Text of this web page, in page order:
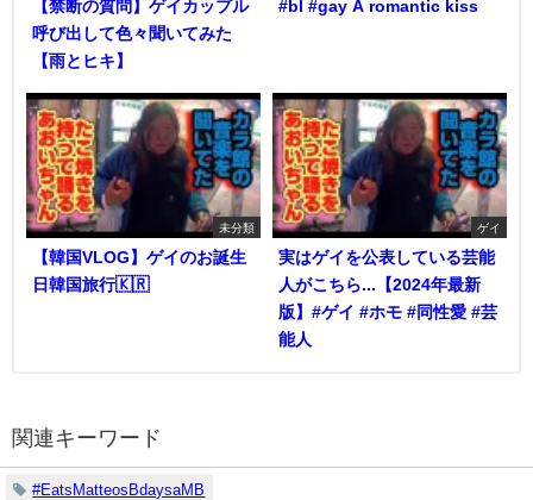
【禁断の質問】ゲイカップル
呼び出して色々聞いてみた
【雨とヒキ】
#bl #gay A romantic kiss
未分類
【韓国VLOG】ゲイのお誕生
日韓国旅行🇰🇷
ゲイ
実はゲイを公表している芸能
人がこちら...【2024年最新
版】#ゲイ #ホモ #同性愛 #芸
能人
関連キーワード
#EatsMatteosBdaysaMB